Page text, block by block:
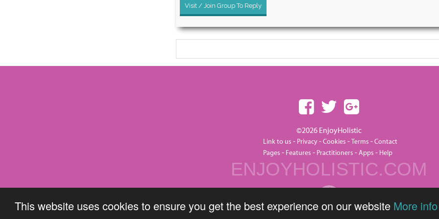
This website uses cookies to ensure you get the best experience on our website More info
Visit / Join Group To Reply
©2026 EnjoyHolistic
Link to us - Privacy-Cookies-Terms -Contact
Pages - Features - Practitioners -Apps - Help
ENJOYHOLISTIC.COM